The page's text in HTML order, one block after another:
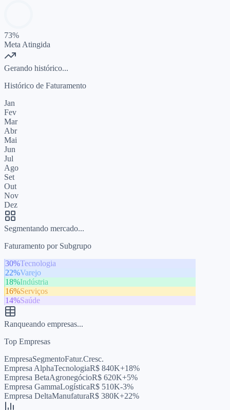
73%
Meta Atingida
Gerando histórico...
Histórico de Faturamento
Jan
Fev
Mar
Abr
Mai
Jun
Jul
Ago
Set
Out
Nov
Dez
Segmentando mercado...
Faturamento por Subgrupo
30%Tecnologia
22%Varejo
18%Indústria
16%Serviços
14%Saúde
Ranqueando empresas...
Top Empresas
EmpresaSegmentoFatur.Cresc.
Empresa AlphaTecnologiaR$ 840K+18%
Empresa BetaAgronegócioR$ 620K+5%
Empresa GammaLogísticaR$ 510K-3%
Empresa DeltaManufaturaR$ 380K+22%